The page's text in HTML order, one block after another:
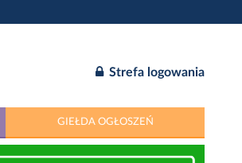
Strefa logowania
GIEŁDA OGŁOSZEŃ